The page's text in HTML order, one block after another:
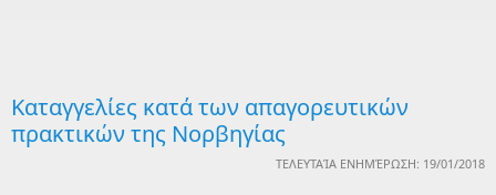
Καταγγελίες κατά των απαγορευτικών
πρακτικών της Νορβηγίας
ΤΕΛΕΥΤΑΊΑ ΕΝΗΜΈΡΩΣΗ: 19/01/2018